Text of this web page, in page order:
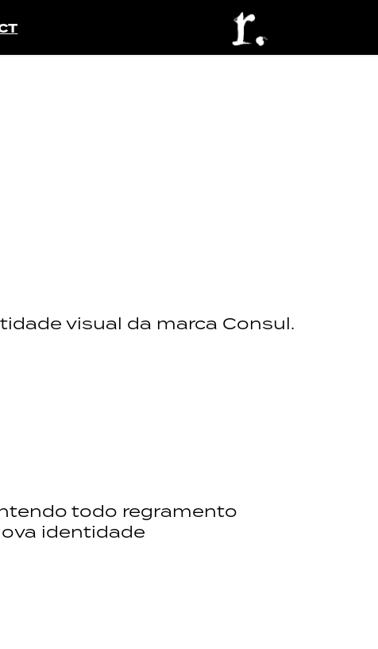
visual da marca Consul.
todo regramento
identidade